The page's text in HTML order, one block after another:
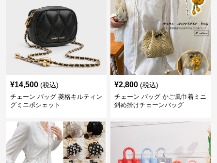
¥14,500 (税込)
チェーン バッグ 菱格キルティン
グミニポシェット
¥2,800 (税込)
チェーン バッグ かご風巾着ミニ
斜め掛けチェーンバッグ